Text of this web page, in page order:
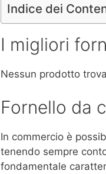
Indice dei
I migliori
Nessun prodotto
Fornello da
In commercio è
tenendo sempre
fondamentale